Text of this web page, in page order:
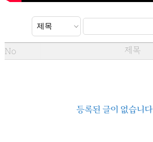
No 제목
등록된 글이 없습니다